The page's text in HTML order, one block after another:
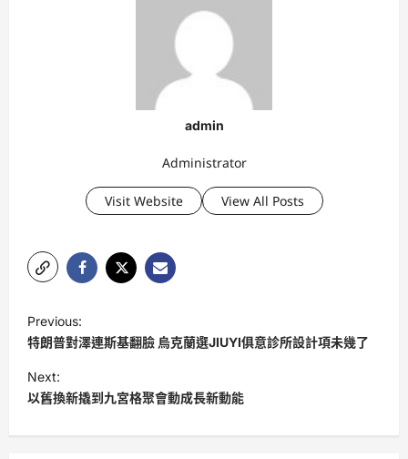
admin
Administrator
Visit Website View All Posts
o
s
t
Previous:
特朗普對澤連斯基翻臉 烏克蘭選JIUYI俱意診所設計項未幾了
Next:
以舊換新撬到九宮格聚會動成長新動能